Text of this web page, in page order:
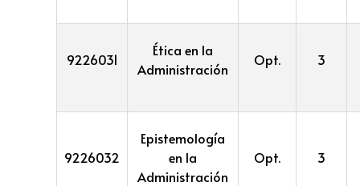
9226031
Ética en la
Administración
Opt. 3
9226032
Epistemología
en la
Administración
Opt. 3